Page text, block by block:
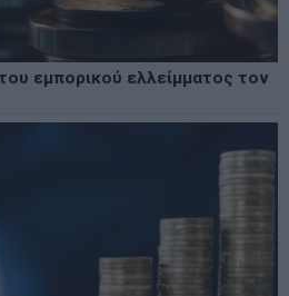
εμπορικού ελλείμματος τον